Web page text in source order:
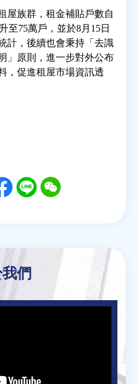
勵
年鑑
報
屋族群，租金補貼戶數自
至75萬戶，並於8月15日
計，後續也會秉持「去識
」原則，進一步對外公布
，促進租屋市場資訊透
們